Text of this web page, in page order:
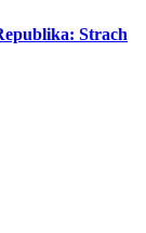
Strach